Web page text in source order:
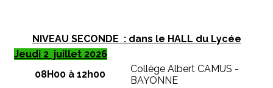
NIVEAU SECONDE : dans le HALL du Lycée
Jeudi 2 juillet 2026
08H00 à 12h00
Collège Albert CAMUS -
BAYONNE